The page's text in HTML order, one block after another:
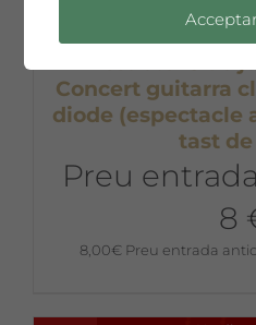
Concert guitarra
diode (espectacle
tast de
Preu
8
8,00€ Preu entrada